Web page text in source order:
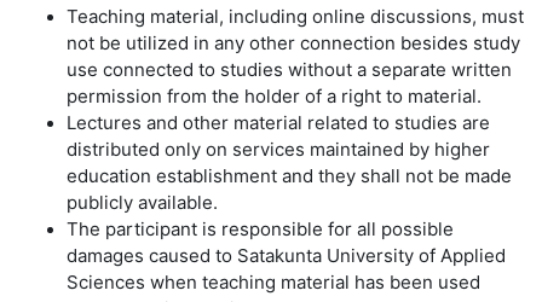
Teaching material, including online discussions, must
not be utilized in any other connection besides study
use connected to studies without a separate written
permission from the holder of a right to material.
Lectures and other material related to studies are
distributed only on services maintained by higher
education establishment and they shall not be made
publicly available.
The participant is responsible for all possible
damages caused to Satakunta University of Applied
Sciences when teaching material has been used